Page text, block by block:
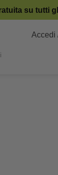
su tutti
Accedi